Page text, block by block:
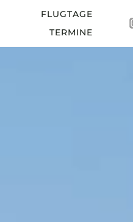
FLUGTAGE
TERMINE